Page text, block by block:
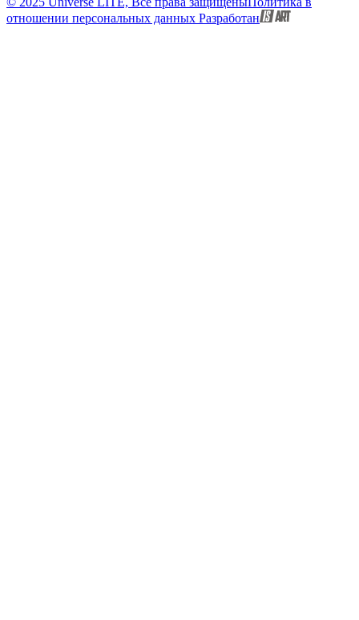
отношении персональных данных Разработан